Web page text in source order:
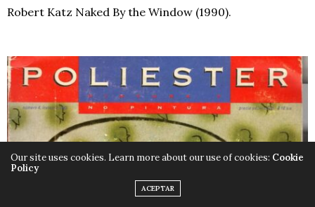
Robert Katz Naked By the Window (1990).
Our site uses cookies. Learn more about our use of cookies: Cookie
Policy
ACEPTAR